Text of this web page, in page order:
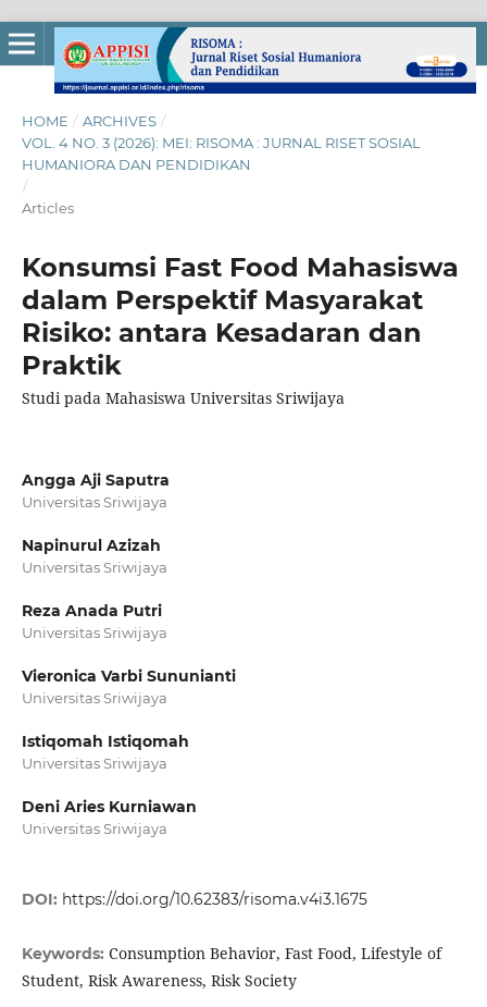
HOME / ARCHIVES /
VOL. 4 NO. 3 (2026): MEI: RISOMA : JURNAL RISET SOSIAL
HUMANIORA DAN PENDIDIKAN
/
Articles
Konsumsi Fast Food Mahasiswa
dalam Perspektif Masyarakat
Risiko: antara Kesadaran dan
Praktik
Studi pada Mahasiswa Universitas Sriwijaya
Angga Aji Saputra
Universitas Sriwijaya
Napinurul Azizah
Universitas Sriwijaya
Reza Anada Putri
Universitas Sriwijaya
Vieronica Varbi Sununianti
Universitas Sriwijaya
Istiqomah Istiqomah
Universitas Sriwijaya
Deni Aries Kurniawan
Universitas Sriwijaya
DOI: https://doi.org/10.62383/risoma.v4i3.1675
Keywords: Consumption Behavior, Fast Food, Lifestyle of
Student, Risk Awareness, Risk Society